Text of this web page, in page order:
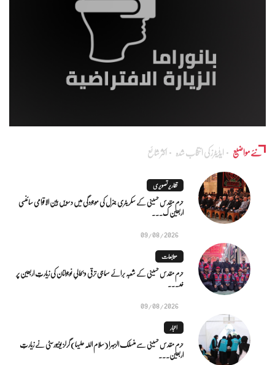
نئے مواضیع ایڈٰیٹرز کی انتخاب شدہ اکثر شائع
تقاریر تصویری
حرم مقدس حسینی کے سکریٹری جنرل کی موجودگی میں دسویں بین الاقوامی سائنسی
اربعین ک...
09/08/2026
متابعات
حرم مقدس حسینی کے شعبہ برائے سماجی ترقی و بحالیِ نوجوانان کی زیارتِ اربعین پر
خد...
09/08/2026
اخبار
حرم مقدس حسینی سے منسلک الزہرا (سلام اللہ علیہا) گرلز یونیورسٹی نے زیارتِ
اربعین...